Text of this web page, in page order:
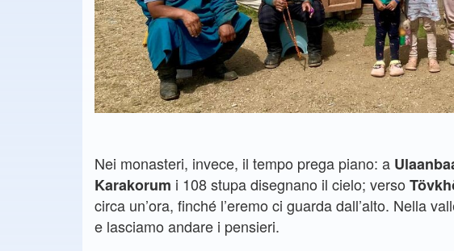
Nei monasteri, invece, il tempo prega piano: a
Karakorum i 108 stupa disegnano il cielo; verso
circa un’ora, finché l’eremo ci guarda dall’alto. Nella
e lasciamo andare i pensieri.